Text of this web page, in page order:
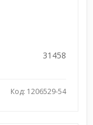
31458
Код: 1206529-54